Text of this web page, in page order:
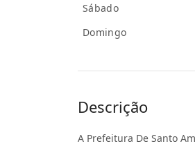
Sábado
Domingo
Descrição
A Prefeitura De Santo